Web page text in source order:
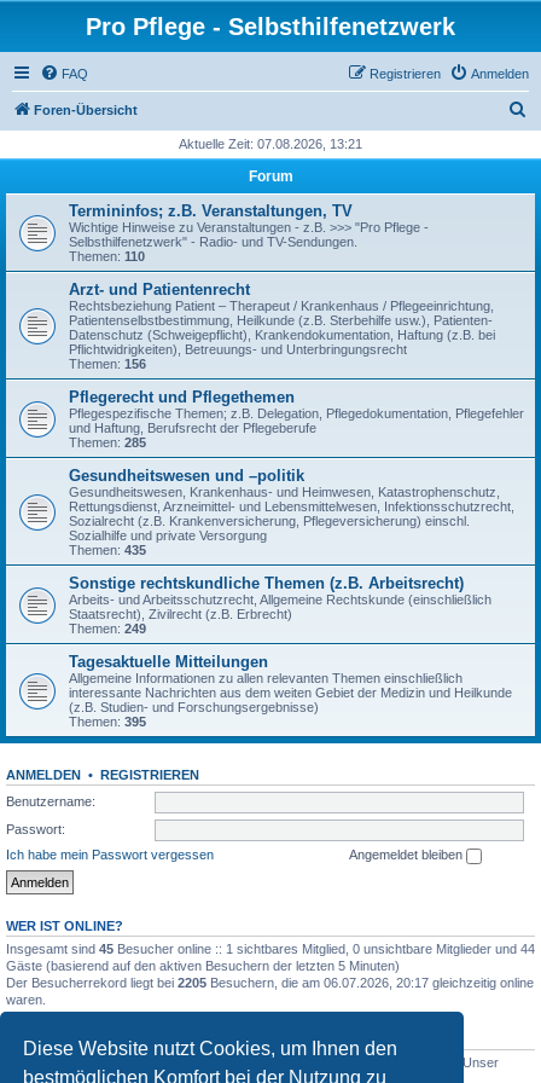
Diese Website nutzt Cookies, um Ihnen den
bestmöglichen Komfort bei der Nutzung zu
Pro Pflege - Selbsthilfenetzwerk
FAQ Anmelden
Registrieren
Foren-Übersicht
h
Aktuelle Zeit: 07.08.2026, 13:21
Forum
Termininfos; z.B. Veranstaltungen, TV
Wichtige Hinweise zu Veranstaltungen - z.B. >>> "Pro Pflege -
Selbsthilfenetzwerk" - Radio- und TV-Sendungen.
Themen: 110
Arzt- und Patientenrecht
Rechtsbeziehung Patient – Therapeut / Krankenhaus / Pflegeeinrichtung,
Patientenselbstbestimmung, Heilkunde (z.B. Sterbehilfe usw.), Patienten-
Datenschutz (Schweigepflicht), Krankendokumentation, Haftung (z.B. bei
Pflichtwidrigkeiten), Betreuungs- und Unterbringungsrecht
Themen: 156
Pflegerecht und Pflegethemen
Pflegespezifische Themen; z.B. Delegation, Pflegedokumentation, Pflegefehler
und Haftung, Berufsrecht der Pflegeberufe
Themen: 285
Gesundheitswesen und –politik
Gesundheitswesen, Krankenhaus- und Heimwesen, Katastrophenschutz,
Rettungsdienst, Arzneimittel- und Lebensmittelwesen, Infektionsschutzrecht,
Sozialrecht (z.B. Krankenversicherung, Pflegeversicherung) einschl.
Sozialhilfe und private Versorgung
Themen: 435
Sonstige rechtskundliche Themen (z.B. Arbeitsrecht)
Arbeits- und Arbeitsschutzrecht, Allgemeine Rechtskunde (einschließlich
Staatsrecht), Zivilrecht (z.B. Erbrecht)
Themen: 249
Tagesaktuelle Mitteilungen
Allgemeine Informationen zu allen relevanten Themen einschließlich
interessante Nachrichten aus dem weiten Gebiet der Medizin und Heilkunde
(z.B. Studien- und Forschungsergebnisse)
Themen: 395
ANMELDEN • REGISTRIEREN
Benutzername:
Passwort:
Ich habe mein Passwort vergessen
Angemeldet bleiben
WER IST ONLINE?
Insgesamt sind 45 Besucher online :: 1 sichtbares Mitglied, 0 unsichtbare Mitglieder und 44
Gäste (basierend auf den aktiven Besuchern der letzten 5 Minuten)
Der Besucherrekord liegt bei 2205 Besuchern, die am 06.07.2026, 20:17 gleichzeitig online
waren.
STATISTIK
• Themen insgesamt
• Unser
neuestes Mitglied:WernerSchell